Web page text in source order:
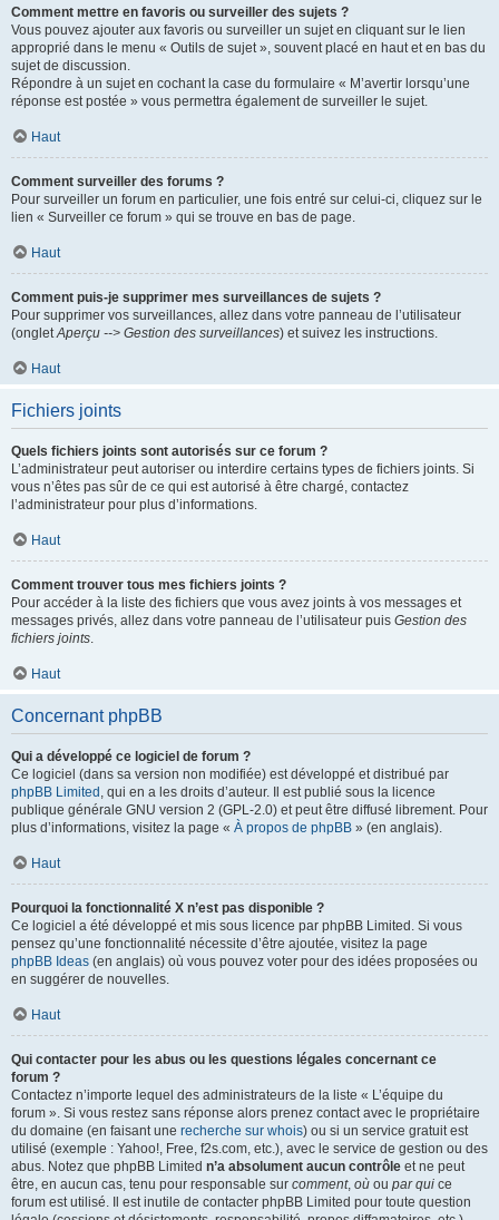
Comment mettre en favoris ou surveiller des sujets ?
Vous pouvez ajouter aux favoris ou surveiller un sujet en cliquant sur le lien
approprié dans le menu « Outils de sujet », souvent placé en haut et en bas du
sujet de discussion.
Répondre à un sujet en cochant la case du formulaire « M’avertir lorsqu’une
réponse est postée » vous permettra également de surveiller le sujet.
Haut
Comment surveiller des forums ?
Pour surveiller un forum en particulier, une fois entré sur celui-ci, cliquez sur le
lien « Surveiller ce forum » qui se trouve en bas de page.
Haut
Comment puis-je supprimer mes surveillances de sujets ?
Pour supprimer vos surveillances, allez dans votre panneau de l’utilisateur
(ongletAperçu --> Gestion des surveillances) et suivez les instructions.
Haut
Fichiers joints
Quels fichiers joints sont autorisés sur ce forum ?
L’administrateur peut autoriser ou interdire certains types de fichiers joints. Si
vous n’êtes pas sûr de ce qui est autorisé à être chargé, contactez
l’administrateur pour plus d’informations.
Haut
Comment trouver tous mes fichiers joints ?
Pour accéder à la liste des fichiers que vous avez joints à vos messages et
messages privés, allez dans votre panneau de l’utilisateur puis Gestion des
fichiers joints.
Haut
Concernant phpBB
Qui a développé ce logiciel de forum ?
Ce logiciel (dans sa version non modifiée) est développé et distribué par
phpBB Limited , qui en a les droits d’auteur. Il est publié sous la licence
publique générale GNU version 2 (GPL-2.0) et peut être diffusé librement. Pour
plus d’informations, visitez la page « À propos de phpBB » (en anglais).
Haut
Pourquoi la fonctionnalité X n’est pas disponible ?
Ce logiciel a été développé et mis sous licence par phpBB Limited. Si vous
pensez qu’une fonctionnalité nécessite d’être ajoutée, visitez la page
phpBB Ideas (en anglais) où vous pouvez voter pour des idées proposées ou
en suggérer de nouvelles.
Haut
Qui contacter pour les abus ou les questions légales concernant ce
forum ?
Contactez n’importe lequel des administrateurs de la liste « L’équipe du
forum ». Si vous restez sans réponse alors prenez contact avec le propriétaire
du domaine (en faisant une recherche sur whois) ou si un service gratuit est
utilisé (exemple : Yahoo!, Free, f2s.com, etc.), avec le service de gestion ou des
abus. Notez que phpBB Limited n’a absolument aucun contrôle et ne peut
être, en aucun cas, tenu pour responsable sur comment, où ou par qui ce
forum est utilisé. Il est inutile de contacter phpBB Limited pour toute question